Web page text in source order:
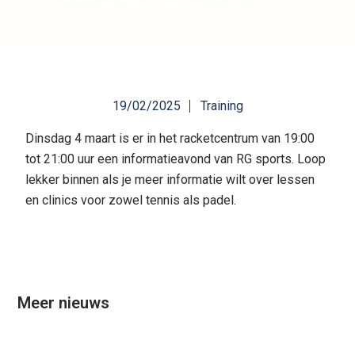
19/02/2025 Training
Dinsdag 4 maart is er in het racketcentrum van 19:00
tot 21:00 uur een informatieavond van RG sports. Loop
lekker binnen als je meer informatie wilt over lessen
en clinics voor zowel tennis als padel.
Meer nieuws